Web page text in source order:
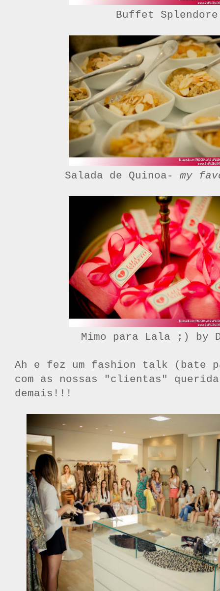
Buffet Splendore
Salada de Quinoa- my
Mimo para Lala ;) by
Ah e fez um fashion talk (bate
com as nossas "clientas"
demais!!!